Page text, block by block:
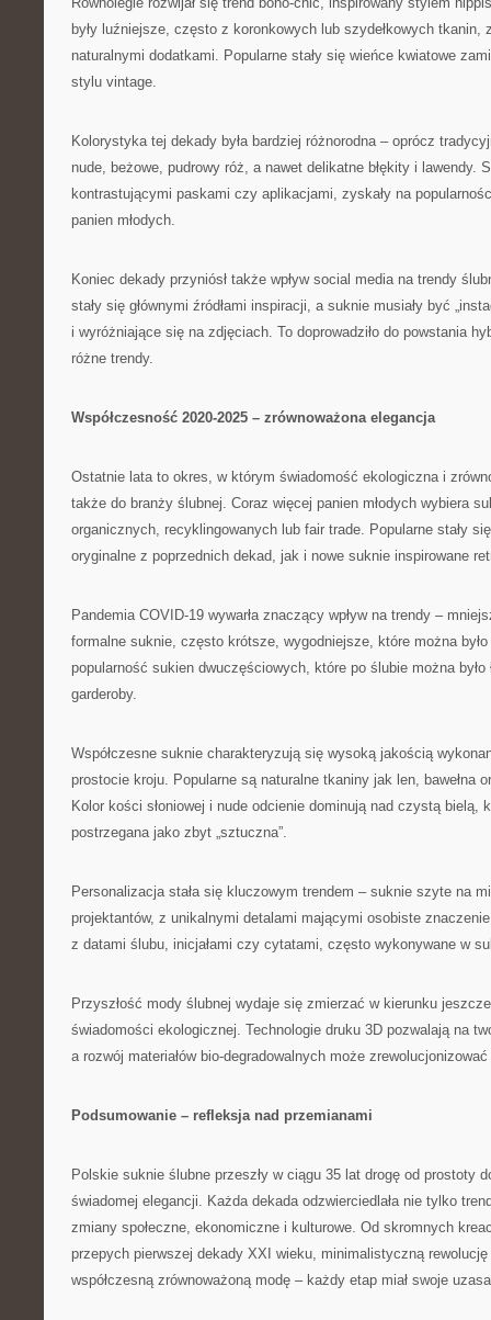
były luźniejsze, często z koronkowych lub szydełkowych tkanin,
naturalnymi dodatkami. Popularne stały się wieńce kwiatowe
stylu vintage.
Kolorystyka tej dekady była bardziej różnorodna – oprócz
nude, beżowe, pudrowy róż, a nawet delikatne błękity i lawendy.
kontrastującymi paskami czy aplikacjami, zyskały na
panien młodych.
Koniec dekady przyniósł także wpływ social media na trendy
stały się głównymi źródłami inspiracji, a suknie musiały być
i wyróżniające się na zdjęciach. To doprowadziło do powstania
różne trendy.
Współczesność 2020-2025 – zrównoważona elegancja
Ostatnie lata to okres, w którym świadomość ekologiczna i
także do branży ślubnej. Coraz więcej panien młodych wybiera
organicznych, recyklingowanych lub fair trade. Popularne stały
oryginalne z poprzednich dekad, jak i nowe suknie inspirowane
Pandemia COVID-19 wywarła znaczący wpływ na trendy –
formalne suknie, często krótsze, wygodniejsze, które można było
popularność sukien dwuczęściowych, które po ślubie można
garderoby.
Współczesne suknie charakteryzują się wysoką jakością
prostocie kroju. Popularne są naturalne tkaniny jak len, bawełna
Kolor kości słoniowej i nude odcienie dominują nad czystą bielą,
postrzegana jako zbyt „sztuczna”.
Personalizacja stała się kluczowym trendem – suknie szyte na
projektantów, z unikalnymi detalami mającymi osobiste
z datami ślubu, inicjałami czy cytatami, często wykonywane w
Przyszłość mody ślubnej wydaje się zmierzać w kierunku
świadomości ekologicznej. Technologie druku 3D pozwalają na
a rozwój materiałów bio-degradowalnych może zrewolucjonizować
Podsumowanie – refleksja nad przemianami
Polskie suknie ślubne przeszły w ciągu 35 lat drogę od prostoty
świadomej elegancji. Każda dekada odzwierciedlała nie tylko
zmiany społeczne, ekonomiczne i kulturowe. Od skromnych
przepych pierwszej dekady XXI wieku, minimalistyczną
współczesną zrównoważoną modę – każdy etap miał swoje